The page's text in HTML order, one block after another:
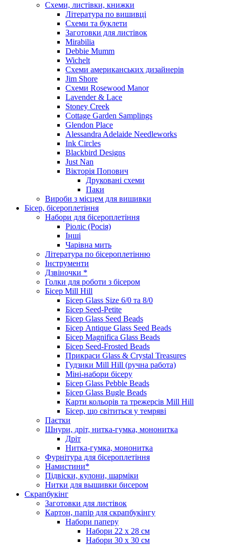
Схеми, листівки, книжки
Література по вишивці
Схеми та буклети
Заготовки для листівок
Mirabilia
Debbie Mumm
Wichelt
Схеми американських дизайнерів
Jim Shore
Cхеми Rosewood Manor
Lavender & Lace
Stoney Creek
Cottage Garden Samplings
Glendon Place
Alessandra Adelaide Needleworks
Ink Circles
Blackbird Designs
Just Nan
Вікторія Попович
Друковані схеми
Паки
Вироби з місцем для вишивки
Бісер, бісероплетіння
Набори для бісероплетіння
Ріоліс (Росія)
Інші
Чарівна мить
Література по бісероплетінню
Інструменти
Дзвіночки *
Голки для роботи з бісером
Бісер Mill Hill
Бісер Glass Size 6/0 та 8/0
Бісер Seed-Petite
Бісер Glass Seed Beads
Бісер Antique Glass Seed Beads
Бісер Magnifica Glass Beads
Бісер Seed-Frosted Beads
Прикраси Glass & Crystal Treasures
Гудзики Mill Hill (ручна работа)
Міні-набори бісеру
Бісер Glass Pebble Beads
Бісер Glass Bugle Beads
Карти кольорів та трежерсів Mill Hill
Бісер, що світиться у темряві
Паєтки
Шнури, дріт, нитка-гумка, мононитка
Дріт
Нитка-гумка, мононитка
Фурнітура для бісероплетіння
Намистини*
Підвіски, кулони, шарміки
Нитки для вышивки бисером
Скрапбукінг
Заготовки для листівок
Картон, папір для скрапбукінгу
Набори паперу
Набори 22 х 28 см
Набори 30 х 30 см